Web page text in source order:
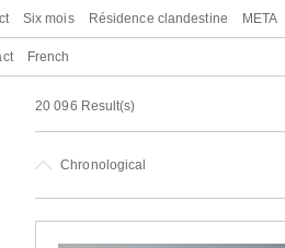
Six mois Résidence clandestine META
French
20 096 Result(s)
Chronological